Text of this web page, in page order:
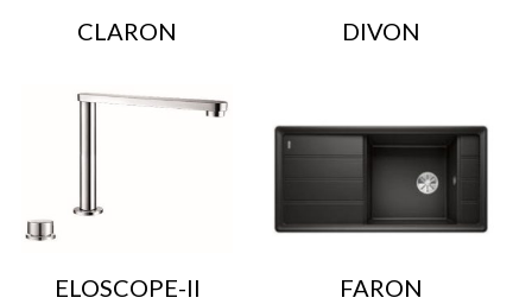
CLARON DIVON
ELOSCOPE-II FARON